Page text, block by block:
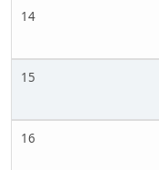
14
15
16